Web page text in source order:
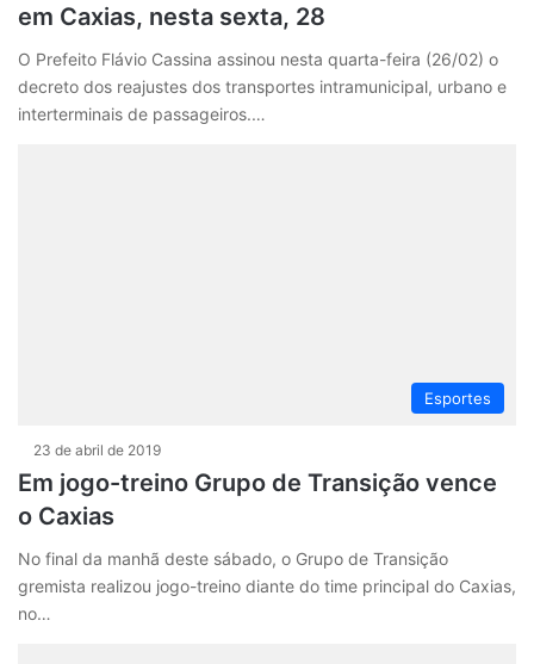
em Caxias, nesta sexta, 28
O Prefeito Flávio Cassina assinou nesta quarta-feira (26/02) o
decreto dos reajustes dos transportes intramunicipal, urbano e
interterminais de passageiros.…
Esportes
23 de abril de 2019
Em jogo-treino Grupo de Transição vence
o Caxias
No final da manhã deste sábado, o Grupo de Transição
gremista realizou jogo-treino diante do time principal do Caxias,
no…